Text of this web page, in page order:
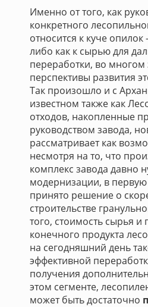
Именно от того, как
конкретного
относится к куче опилок
либо как к сырью для
переработки, во многом
перспективы развития
Так произошло и с
известном также как
отходов, накопленные
руководством завода,
рассматривает как
несмотря на то, что
комплекс завода давно
модернизации, в
принято решение о
строительстве
того, стоимость сырья и
конечного продукта
на сегодняшний день
эффективной
получения
этом сегменте,
может быть достаточно